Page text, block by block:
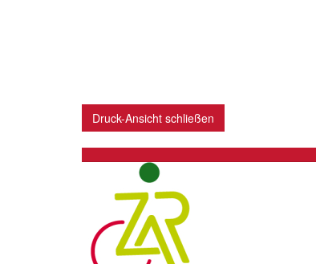
Druck-Ansicht schließen